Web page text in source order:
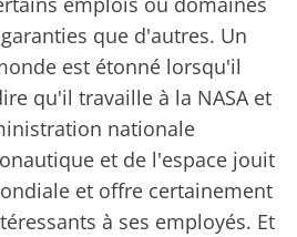
que d'autres. Un
est étonné lorsqu'il
qu'il travaille à la NASA et
nationale
et de l'espace jouit
et offre certainement
à ses employés. Et